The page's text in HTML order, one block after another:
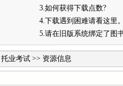
3.如何获得下载点数?
4.下载遇到困难请看这里
5.请在旧版系统绑定了图
托业考试>> 资源信息